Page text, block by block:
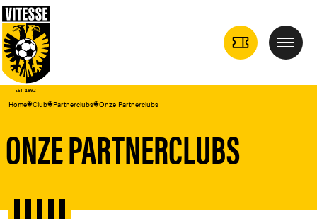
TICKETS
Menu
Home Club Partnerclubs Onze Partnerclubs
ONZE PARTNERCLUBS